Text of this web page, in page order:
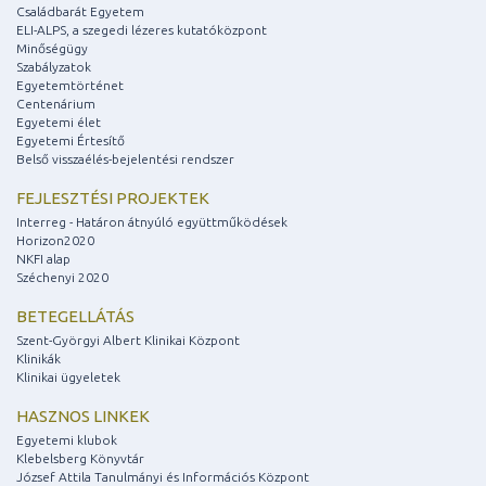
Családbarát Egyetem
ELI-ALPS, a szegedi lézeres kutatóközpont
Minőségügy
Szabályzatok
Egyetemtörténet
Centenárium
Egyetemi élet
Egyetemi Értesítő
Belső visszaélés-bejelentési rendszer
FEJLESZTÉSI PROJEKTEK
Interreg - Határon átnyúló együttműködések
Horizon2020
NKFI alap
Széchenyi 2020
BETEGELLÁTÁS
Szent-Györgyi Albert Klinikai Központ
Klinikák
Klinikai ügyeletek
HASZNOS LINKEK
Egyetemi klubok
Klebelsberg Könyvtár
József Attila Tanulmányi és Információs Központ